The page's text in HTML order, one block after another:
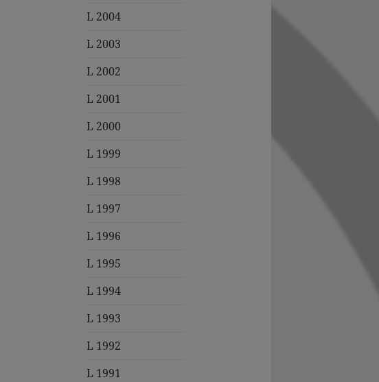
L 2004
L 2003
L 2002
L 2001
L 2000
L 1999
L 1998
L 1997
L 1996
L 1995
L 1994
L 1993
L 1992
L 1991